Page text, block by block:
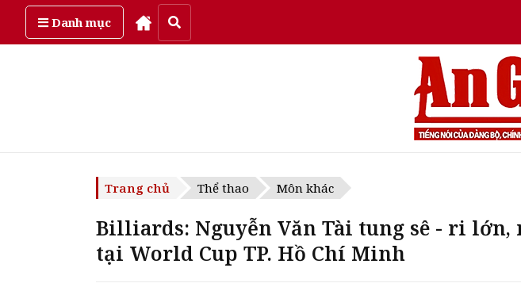
Danh mụcThứ sáu, ngày 7/08/2026
Trang chủ Thể thao Môn khác
Billiards: Nguyễn Văn Tài tung sê - ri
tại World Cup TP. Hồ Chí Minh